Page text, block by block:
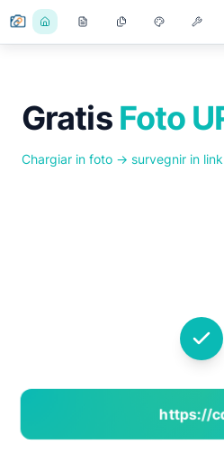
Gratis Foto
Chargiar in foto → survegnir in
https://